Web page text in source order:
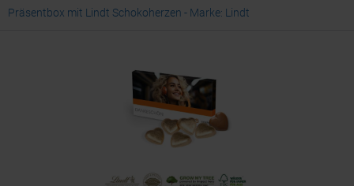
Präsentbox mit Lindt Schokoherzen - Marke: Lindt